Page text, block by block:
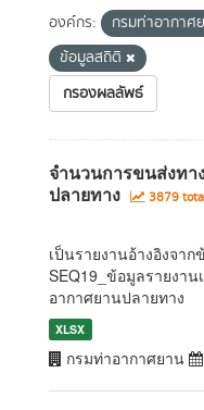
องค์กร: กรมท่าอากาศ
ข้อมูลสถิติ
กรองผลลัพธ์
จำนวนการขนส่งท
ปลายทาง
3879
เป็นรายงานอ้างอิงจา
SEQ19_ข้อมูลรายงา
อากาศยานปลายทาง
XLSX
กรมท่าอากาศยาน